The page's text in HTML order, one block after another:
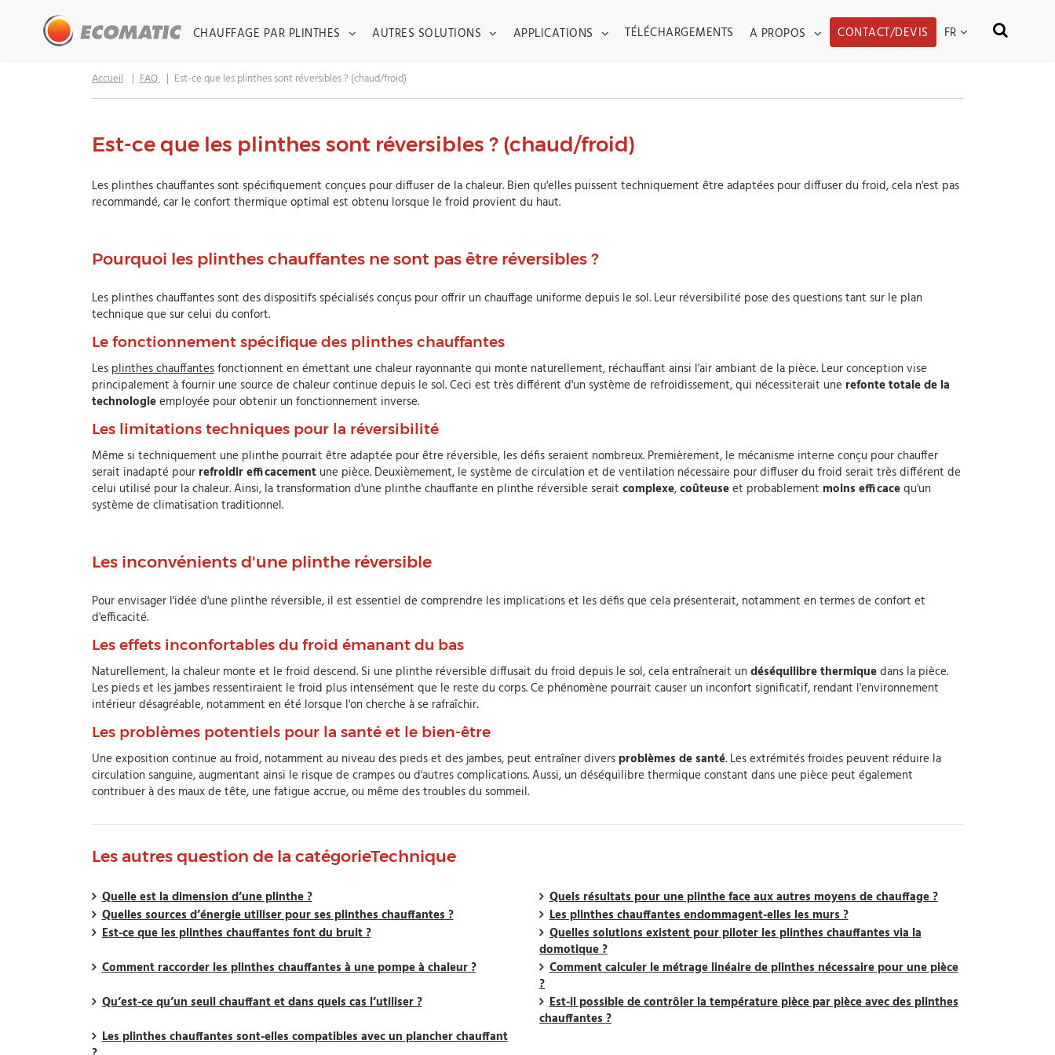
Est-ce que les plinthes sont réversibles ? (chaud/froid)
Les plinthes chauffantes sont spécifiquement conçues pour diffuser de la chaleur. Bien qu'elles puissent techniquement être adaptées pour diffuser du froid, cela n'est pas
recommandé, car le confort thermique optimal est obtenu lorsque le froid provient du haut.
Pourquoi les plinthes chauffantes ne sont pas être réversibles ?
Les plinthes chauffantes sont des dispositifs spécialisés conçus pour offrir un chauffage uniforme depuis le sol. Leur réversibilité pose des questions tant sur le plan
technique que sur celui du confort.
Le fonctionnement spécifique des plinthes chauffantes
Les plinthes chauffantesfonctionnent en émettant une chaleur rayonnante qui monte naturellement, réchauffant ainsi l'air ambiant de la pièce. Leur conception vise
principalement à fournir une source de chaleur continue depuis le sol. Ceci est très différent d'un système de refroidissement, qui nécessiterait une refonte totale de la
technologieemployée pour obtenir un fonctionnement inverse.
Les limitations techniques pour la réversibilité
Même si techniquement une plinthe pourrait être adaptée pour être réversible, les défis seraient nombreux. Premièrement, le mécanisme interne conçu pour chauffer
serait inadapté pour refroidir efficacement une pièce. Deuxièmement, le système de circulation et de ventilation nécessaire pour diffuser du froid serait très différent de
celui utilisé pour la chaleur. Ainsi, la transformation d'une plinthe chauffante en plinthe réversible serait complexe,coûteuseet probablement moins efficacequ'un
système de climatisation traditionnel.
Les inconvénients d'une plinthe réversible
Pour envisager l'idée d'une plinthe réversible, il est essentiel de comprendre les implications et les défis que cela présenterait, notamment en termes de confort et
d'efficacité.
Les effets inconfortables du froid émanant du bas
Naturellement, la chaleur monte et le froid descend. Si une plinthe réversible diffusait du froid depuis le sol, cela entraînerait un déséquilibre thermiquedans la pièce.
Les pieds et les jambes ressentiraient le froid plus intensément que le reste du corps. Ce phénomène pourrait causer un inconfort significatif, rendant l'environnement
intérieur désagréable, notamment en été lorsque l'on cherche à se rafraîchir.
Les problèmes potentiels pour la santé et le bien-être
Une exposition continue au froid, notamment au niveau des pieds et des jambes, peut entraîner divers problèmes de santé. Les extrémités froides peuvent réduire la
circulation sanguine, augmentant ainsi le risque de crampes ou d'autres complications. Aussi, un déséquilibre thermique constant dans une pièce peut également
contribuer à des maux de tête, une fatigue accrue, ou même des troubles du sommeil.
Les autres question de la catégorieTechnique
Quelle est la dimension d’une plinthe ?
Quels résultats pour une plinthe face aux autres moyens de chauffage ?
Quelles sources d’énergie utiliser pour ses plinthes chauffantes ?
Les plinthes chauffantes endommagent-elles les murs ?
Est-ce que les plinthes chauffantes font du bruit ?
Quelles solutions existent pour piloter les plinthes chauffantes via la
domotique ?
Comment raccorder les plinthes chauffantes à une pompe à chaleur ?
Comment calculer le métrage linéaire de plinthes nécessaire pour une pièce
?
Qu’est-ce qu’un seuil chauffant et dans quels cas l’utiliser ?
Est-il possible de contrôler la température pièce par pièce avec des plinthes
chauffantes ?
Les plinthes chauffantes sont-elles compatibles avec un plancher chauffant
CHAUFFAGE PAR PLINTHES TOGGLE DROPDOWN
AUTRES SOLUTIONS TOGGLE DROPDOWN
APPLICATIONS TOGGLE DROPDOWN
TÉLÉCHARGEMENTS A PROPOS TOGGLE DROPDOWN
CONTACT/DEVIS FR
Accueil FAQ Est-ce que les plinthes sont réversibles ? (chaud/froid)